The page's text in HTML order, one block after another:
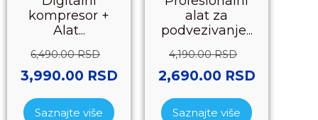
kompresor +
Alat...
6,490.00RSD
3,990.00 RSD
Saznajte više
alat za
podvezivanje...
4,190.00RSD
2,690.00 RSD
Saznajte više